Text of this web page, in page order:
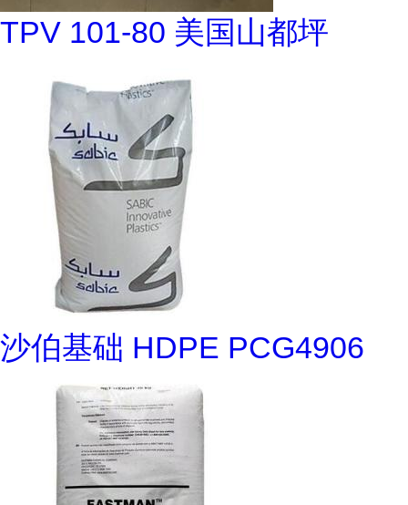
TPV 101-80 美国山都坪
沙伯基础 HDPE PCG4906